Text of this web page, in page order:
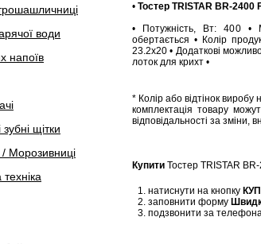
води
напоїв
зубні щітки
/ Морозивниці
• Тостер TRISTAR BR-2400
• Потужність, Вт: 400 •
обертається • Колір
23.2x20 • Додаткові
лоток для крихт •
* Колір або відтінок
комплектація товару
відповідальності за зміни,
Купити Тостер TRISTAR
натиснути на кнопку
заповнити форму
подзвонити за